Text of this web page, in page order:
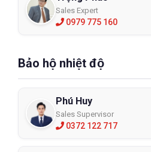
Sales Expert
0979 775 160
Bảo hộ nhiệt độ
Phú Huy
Sales Supervisor
0372 122 717